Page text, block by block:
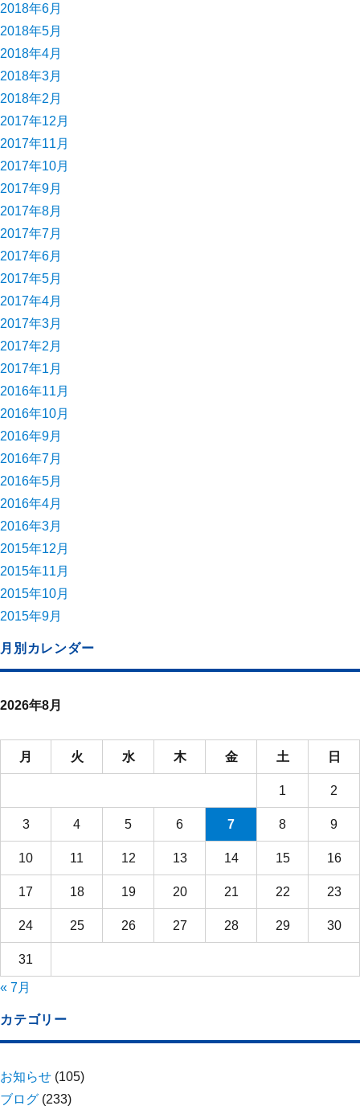
2018年6月
2018年5月
2018年4月
2018年3月
2018年2月
2017年12月
2017年11月
2017年10月
2017年9月
2017年8月
2017年7月
2017年6月
2017年5月
2017年4月
2017年3月
2017年2月
2017年1月
2016年11月
2016年10月
2016年9月
2016年7月
2016年5月
2016年4月
2016年3月
2015年12月
2015年11月
2015年10月
2015年9月
月別カレンダー
2026年8月
月 火 水 木 金 土 日
1 2
3 4 5 6 7 8 9
10 11 12 13 14 15 16
17 18 19 20 21 22 23
24 25 26 27 28 29 30
31
« 7月
カテゴリー
お知らせ (105)
ブログ (233)